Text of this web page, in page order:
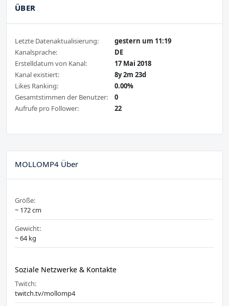
ÜBER
Letzte Datenaktualisierung:
gestern um 11:19
Kanalsprache:
DE
Erstelldatum von Kanal:
17 Mai 2018
Kanal existiert:
8y 2m 23d
Likes Ranking:
0.00%
Gesamtstimmen der Benutzer:
0
Aufrufe pro Follower:
22
MOLLOMP4 Über
Größe:
~ 172 cm
Gewicht:
~ 64 kg
Soziale Netzwerke & Kontakte
Twitch:
twitch.tv/mollomp4